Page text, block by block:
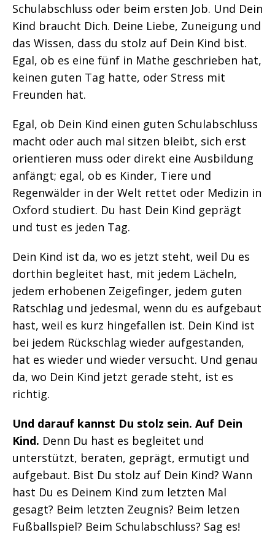
Schulabschluss oder beim ersten Job. Und Dein
Kind braucht Dich. Deine Liebe, Zuneigung und
das Wissen, dass du stolz auf Dein Kind bist.
Egal, ob es eine fünf in Mathe geschrieben hat,
keinen guten Tag hatte, oder Stress mit
Freunden hat.
Egal, ob Dein Kind einen guten Schulabschluss
macht oder auch mal sitzen bleibt, sich erst
orientieren muss oder direkt eine Ausbildung
anfängt; egal, ob es Kinder, Tiere und
Regenwälder in der Welt rettet oder Medizin in
Oxford studiert. Du hast Dein Kind geprägt
und tust es jeden Tag.
Dein Kind ist da, wo es jetzt steht, weil Du es
dorthin begleitet hast, mit jedem Lächeln,
jedem erhobenen Zeigefinger, jedem guten
Ratschlag und jedesmal, wenn du es aufgebaut
hast, weil es kurz hingefallen ist. Dein Kind ist
bei jedem Rückschlag wieder aufgestanden,
hat es wieder und wieder versucht. Und genau
da, wo Dein Kind jetzt gerade steht, ist es
richtig.
Und darauf kannst Du stolz sein. Auf Dein
Kind. Denn Du hast es begleitet und
unterstützt, beraten, geprägt, ermutigt und
aufgebaut. Bist Du stolz auf Dein Kind? Wann
hast Du es Deinem Kind zum letzten Mal
gesagt? Beim letzten Zeugnis? Beim letzen
Fußballspiel? Beim Schulabschluss? Sag es!